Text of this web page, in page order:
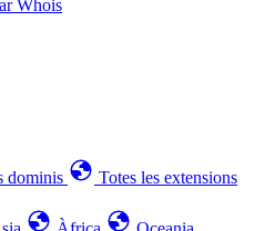
Whois
dominis
Totes les extensions